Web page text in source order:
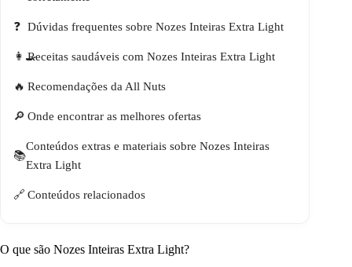
Dúvidas frequentes sobre Nozes Inteiras Extra Light
Receitas saudáveis com Nozes Inteiras Extra Light
Recomendações da All Nuts
Onde encontrar as melhores ofertas
Conteúdos extras e materiais sobre Nozes Inteiras
Extra Light
Conteúdos relacionados
O que são Nozes Inteiras Extra Light?